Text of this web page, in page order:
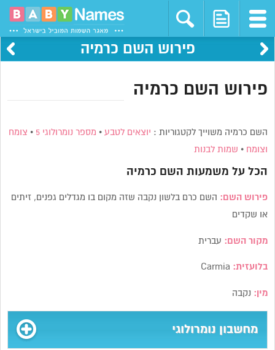
פירוש השם כרמיה
פירוש השם כרמיה
השם כרמיה משוייך לקטגוריות : יוצאים לטבע • מספר נומרולוגי 5 • צומח
וצומח • שמות לבנות
הכל על משמעות השם כרמיה
פירוש השם: השם כרם בלשון נקבה שזה מקום בו מגדלים גפנים, זיתים
או שקדים
מקור השם: עברית
בלועזית:
מין: נקבה
מחשבון נומרולוגי